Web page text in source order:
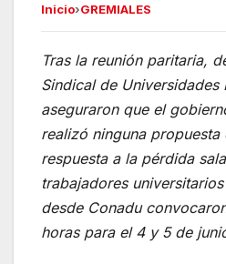
c
e
b
o
o
k
at
s
A
p
p
e
gr
a
m
Inicio›GREMIALES
Tras la reunión paritaria,
Sindical de Universidades
aseguraron que el
realizó ninguna
respuesta a la pérdida
trabajadores
desde Conadu
horas para el 4 y 5 de